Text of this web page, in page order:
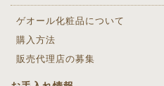
ゲオール化粧品について
購入方法
販売代理店の募集